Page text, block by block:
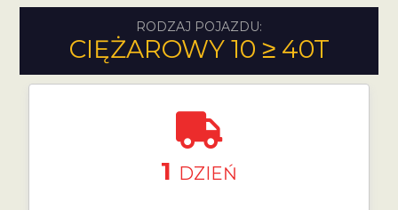
RODZAJ POJAZDU:
CIĘŻAROWY 10 ≥ 40T
1 DZIEŃ